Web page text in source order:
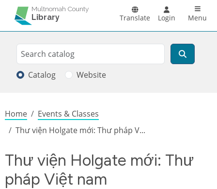
Skip to main content
Multnomah County
Library Translate Login Menu
Search
Search
Catalog Website
Breadcrumb
Home
Events & Classes
Thư viện Holgate mới: Thư pháp V...
Thư viện Holgate mới: Thư
pháp Việt nam